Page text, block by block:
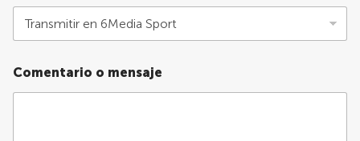
Comentario o mensaje